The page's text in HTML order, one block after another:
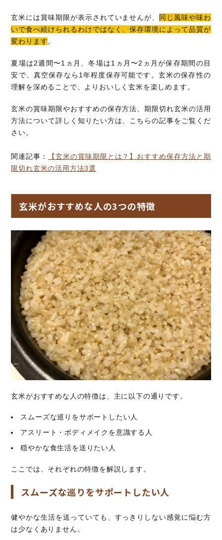
玄米には賞味期限が表示されていませんが、 同じ風味や味わ
いで食べ続けられるわけではなく、保存環境によって品質が
変わります。
夏場は2週間〜1ヵ月、冬場は1ヵ月〜2ヵ月が保存期間の目
安で、真空保存なら1年程度保存可能です。玄米の保存性の
理解を深めることで、よりおいしく玄米を楽しめます。
玄米の賞味期限やおすすめの保存方法、期限切れ玄米の活用
方法について詳しく知りたい方は、こちらの記事をご覧くだ
さい。
関連記事：
【玄米の賞味期限とは？】おすすめ保存方法と期
限切れ玄米の活用方法3選
玄米がおすすめな人の3つの特徴
玄米がおすすめな人の特徴は、主に以下の通りです。
スムーズな巡りをサポートしたい人
アスリート・ボディメイクを意識する人
穏やかな食生活を送りたい人
ここでは、それぞれの特徴を解説します。
スムーズな巡りをサポートしたい人
健やかな生活を送っていても、すっきりしない感覚に悩む方
は少なくありません。